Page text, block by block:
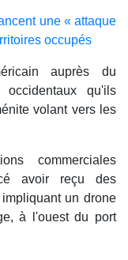
une « attaque
occupés
auprès du
qu'ils
volant vers les
commerciales
avoir reçu des
un drone
à l'ouest du port